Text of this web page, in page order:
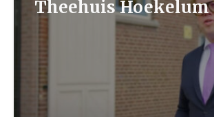
Theehuis Hoekelum